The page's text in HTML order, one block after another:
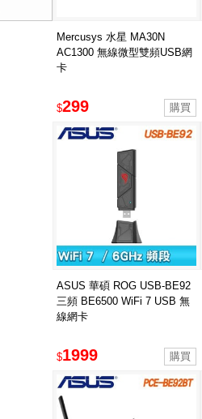
Mercusys 水星 MA30N
AC1300 無線微型雙頻USB網
卡
$299
ASUS 華碩 ROG USB-BE92
三頻 BE6500 WiFi 7 USB 無
線網卡
$1999